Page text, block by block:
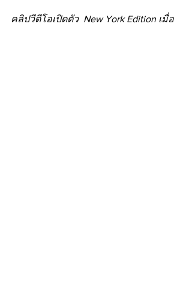
คลิปวีดีโอเปิดตัว  New York Edition เมื่อ